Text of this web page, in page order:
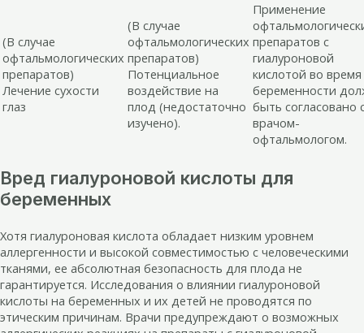
(В случае
офтальмологических
препаратов)
Лечение сухости
глаз
(В случае
офтальмологических
препаратов)
Потенциальное
воздействие на
плод (недостаточно
изучено).
Применение
препаратов с
гиалуроновой
кислотой во время
беременности
быть согласовано
врачом-
офтальмологом.
Вред гиалуроновой кислоты для
беременных
Хотя гиалуроновая кислота обладает низким уровнем
аллергенности и высокой совместимостью с человеческими
тканями, ее абсолютная безопасность для плода не
гарантируется. Исследования о влиянии гиалуроновой
кислоты на беременных и их детей не проводятся по
этическим причинам. Врачи предупреждают о возможных